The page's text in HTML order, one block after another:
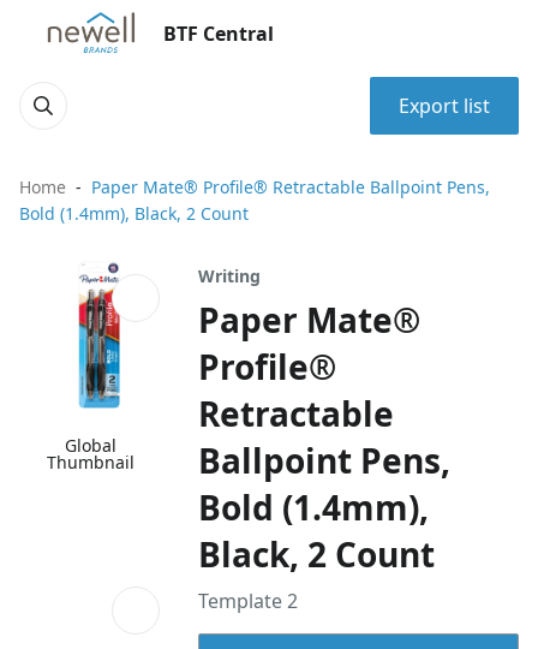
BTF Central
Export list
Home
Paper Mate® Profile® Retractable Ballpoint Pens,
Bold (1.4mm), Black, 2 Count
Global
Thumbnail
Writing
Paper Mate®
Profile®
Retractable
Ballpoint Pens,
Bold (1.4mm),
Black, 2 Count
Template 2